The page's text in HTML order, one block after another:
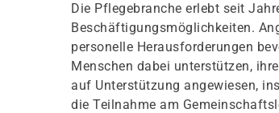
Die Pflegebranche erlebt seit
Beschäftigungsmöglichkeiten.
personelle Herausforderungen
Menschen dabei unterstützen,
auf Unterstützung angewiesen,
die Teilnahme am
Datenschutzhinweis